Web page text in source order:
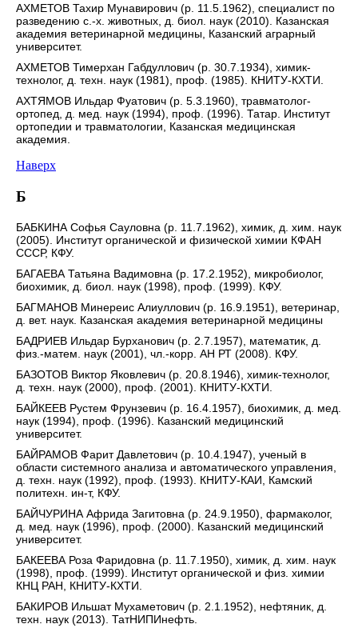
АХМЕТОВ Тахир Мунавирович (р. 11.5.1962), специалист по
разведению с.-х. животных, д. биол. наук (2010). Казанская
академия ветеринарной медицины, Казанский аграрный
университет.
АХМЕТОВ Тимерхан Габдуллович (р. 30.7.1934), химик-
технолог, д. техн. наук (1981), проф. (1985). КНИТУ-КХТИ.
АХТЯМОВ Ильдар Фуатович (р. 5.3.1960), травматолог-
ортопед, д. мед. наук (1994), проф. (1996). Татар. Институт
ортопедии и травматологии, Казанская медицинская
академия.
Наверх
Б
БАБКИНА Софья Сауловна (р. 11.7.1962), химик, д. хим. наук
(2005). Институт органической и физической химии КФАН
СССР, КФУ.
БАГАЕВА Татьяна Вадимовна (р. 17.2.1952), микробиолог,
биохимик, д. биол. наук (1998), проф. (1999). КФУ.
БАГМАНОВ Минереис Алиуллович (р. 16.9.1951), ветеринар,
д. вет. наук. Казанская академия ветеринарной медицины
БАДРИЕВ Ильдар Бурханович (р. 2.7.1957), математик, д.
физ.-матем. наук (2001), чл.-корр. АН РТ (2008). КФУ.
БАЗОТОВ Виктор Яковлевич (р. 20.8.1946), химик-технолог,
д. техн. наук (2000), проф. (2001). КНИТУ-КХТИ.
БАЙКЕЕВ Рустем Фрунзевич (р. 16.4.1957), биохимик, д. мед.
наук (1994), проф. (1996). Казанский медицинский
университет.
БАЙРАМОВ Фарит Давлетович (р. 10.4.1947), ученый в
области системного анализа и автоматического управления,
д. техн. наук (1992), проф. (1993). КНИТУ-КАИ, Камский
политехн. ин-т, КФУ.
БАЙЧУРИНА Африда Загитовна (р. 24.9.1950), фармаколог,
д. мед. наук (1996), проф. (2000). Казанский медицинский
университет.
БАКЕЕВА Роза Фаридовна (р. 11.7.1950), химик, д. хим. наук
(1998), проф. (1999). Институт органической и физ. химии
КНЦ РАН, КНИТУ-КХТИ.
БАКИРОВ Ильшат Мухаметович (р. 2.1.1952), нефтяник, д.
техн. наук (2013). ТатНИПИнефть.